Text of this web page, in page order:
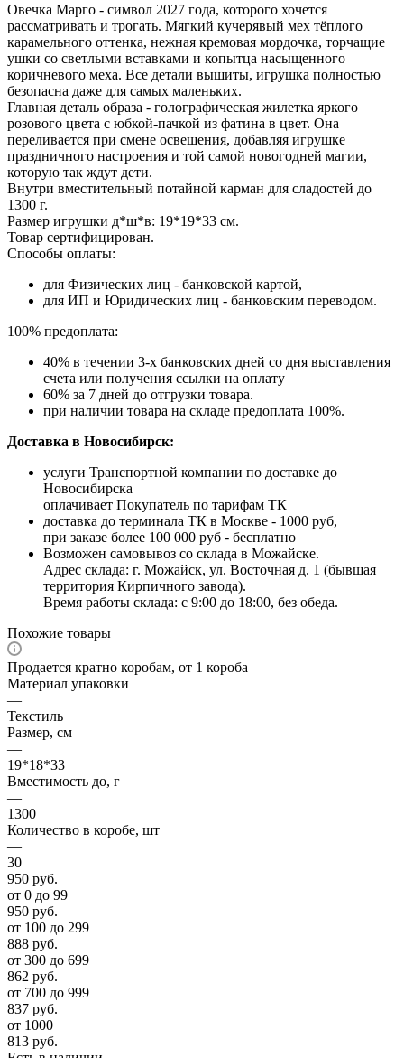
Овечка Марго - символ 2027 года, которого хочется
рассматривать и трогать. Мягкий кучерявый мех тёплого
карамельного оттенка, нежная кремовая мордочка, торчащие
ушки со светлыми вставками и копытца насыщенного
коричневого меха. Все детали вышиты, игрушка полностью
безопасна даже для самых маленьких.
Главная деталь образа - голографическая жилетка яркого
розового цвета с юбкой-пачкой из фатина в цвет. Она
переливается при смене освещения, добавляя игрушке
праздничного настроения и той самой новогодней магии,
которую так ждут дети.
Внутри вместительный потайной карман для сладостей до
1300 г.
Размер игрушки д*ш*в: 19*19*33 см.
Товар сертифицирован.
Способы оплаты:
для Физических лиц - банковской картой,
для ИП и Юридических лиц - банковским переводом.
100% предоплата:
40% в течении 3-х банковских дней со дня выставления
счета или получения ссылки на оплату
60% за 7 дней до отгрузки товара.
при наличии товара на складе предоплата 100%.
Доставка в Новосибирск:
услуги Транспортной компании по доставке до
Новосибирска
оплачивает Покупатель по тарифам ТК
доставка до терминала ТК в Москве - 1000 руб,
при заказе более 100 000 руб - бесплатно
Возможен самовывоз со склада в Можайске.
Адрес склада: г. Можайск, ул. Восточная д. 1 (бывшая
территория Кирпичного завода).
Время работы склада: с 9:00 до 18:00, без обеда.
Похожие товары
Продается кратно коробам, от 1 короба
Материал упаковки
—
Текстиль
Размер, см
—
19*18*33
Вместимость до, г
—
1300
Количество в коробе, шт
—
30
950 руб.
от 0 до 99
950 руб.
от 100 до 299
888 руб.
от 300 до 699
862 руб.
от 700 до 999
837 руб.
от 1000
813 руб.